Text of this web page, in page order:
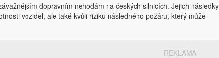
dopravním nehodám na českých silnicích. Jejich následky
vozidel, ale také kvůli riziku následného požáru, který může
REKLAMA